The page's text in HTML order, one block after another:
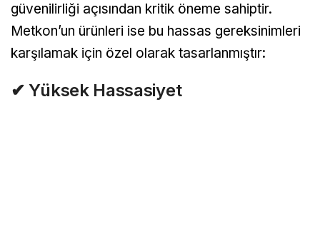
güvenilirliği açısından kritik öneme sahiptir.
Metkon’un ürünleri ise bu hassas gereksinimleri
karşılamak için özel olarak tasarlanmıştır:
✔ Yüksek Hassasiyet